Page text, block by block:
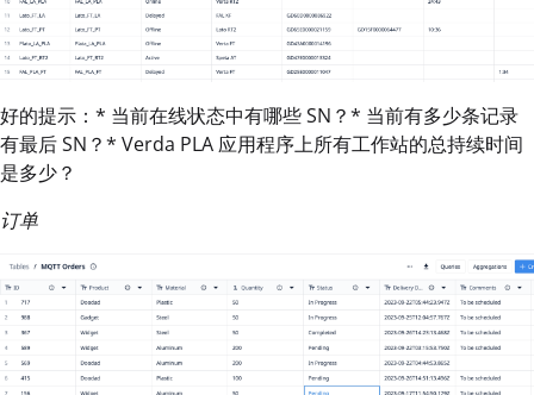
好的提示：* 当前在线状态中有哪些 SN？* 当前有多少条记录
有最后 SN？* Verda PLA 应用程序上所有工作站的总持续时间
是多少？
订单